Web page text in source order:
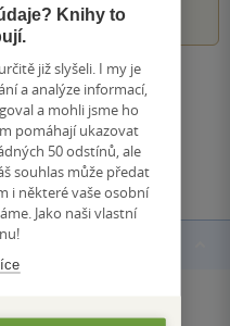
Knihy to
již slyšeli. I my je
a analýze informací,
a mohli jsme ho
pomáhají ukazovat
50 odstínů, ale
souhlas může předat
i některé vaše osobní
Jako naši vlastní